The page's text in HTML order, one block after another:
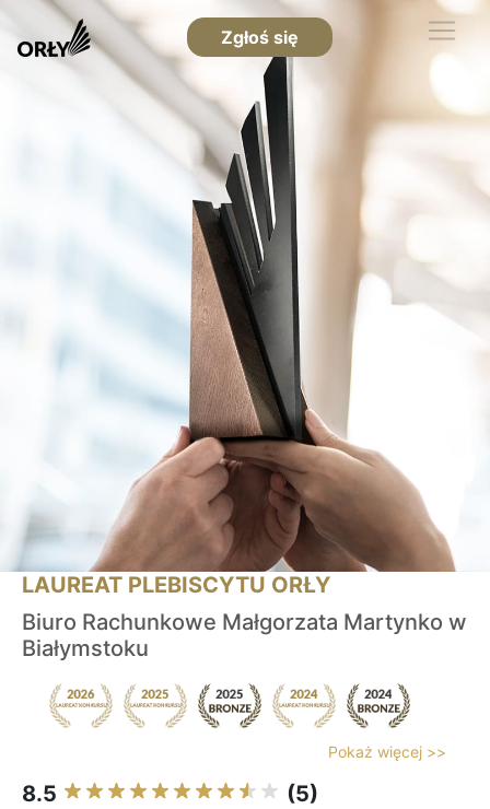
Zgłoś się
LAUREAT PLEBISCYTU ORŁY
Biuro Rachunkowe Małgorzata Martynko w
Białymstoku
Pokaż więcej >>
8.5 (5)